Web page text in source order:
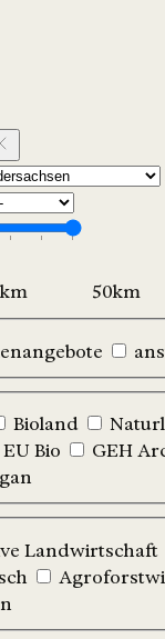
Bioland
EU Bio
GEH
Landwirtschaft